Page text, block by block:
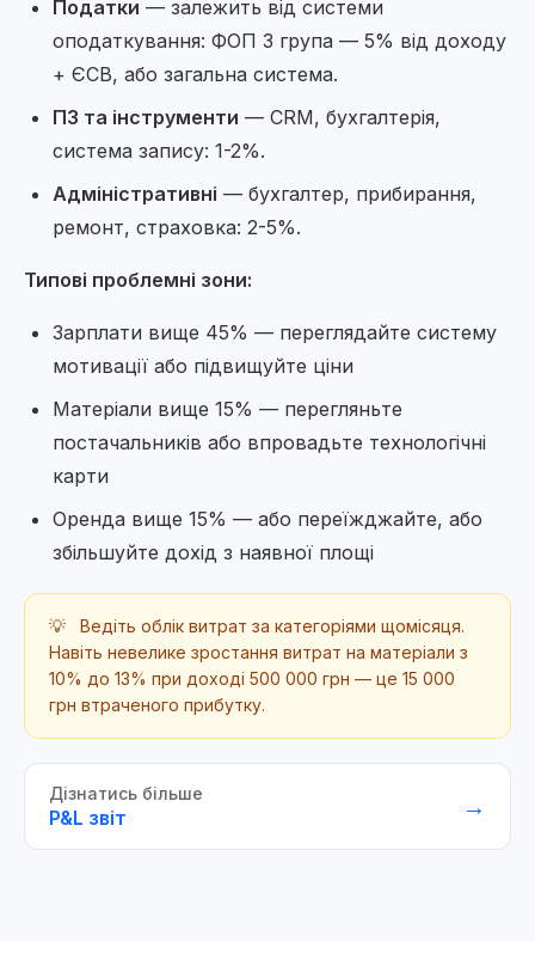
Податки — залежить від системи
оподаткування: ФОП 3 група — 5% від доходу
+ ЄСВ, або загальна система.
ПЗ та інструменти — CRM, бухгалтерія,
система запису: 1-2%.
Адміністративні — бухгалтер, прибирання,
ремонт, страховка: 2-5%.
Типові проблемні зони:
Зарплати вище 45% — переглядайте систему
мотивації або підвищуйте ціни
Матеріали вище 15% — перегляньте
постачальників або впровадьте технологічні
карти
Оренда вище 15% — або переїжджайте, або
збільшуйте дохід з наявної площі
💡
Ведіть облік витрат за категоріями щомісяця.
Навіть невелике зростання витрат на матеріали з
10% до 13% при доході 500 000 грн — це 15 000
грн втраченого прибутку.
Дізнатись більше
P&L звіт →